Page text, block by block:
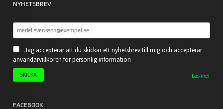
NYHETSBREV
Jag accepterar att du skickar ett nyhetsbrev till mig och accepterar
användarvillkoren för personlig information
Läs mer
FACEBOOK